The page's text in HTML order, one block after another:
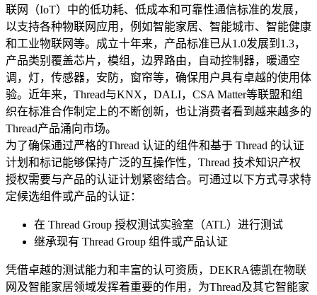
联网（IoT）中的低功耗、低成本和可靠性通信标准的发展，
以支持各种物联网应用，例如智能家居、智能城市、智能健康
和工业物联网等。成立十年来，产品标准已从1.0发展到1.3，
产品类别覆盖芯片，模组，边界路由，自动控制器，暖通空
调，灯，传感器，安防，窗帘等，确保用户具有卓越的使用体
验。近年来，Thread与KNX，DALI，CSA Matter等联盟和组
织在标准合作制定上的不断创新，也让消费者看到越来越多的
Thread产品涌向市场。
为了确保通过严格的Thread 认证的组件和基于 Thread 的认证
计划和标记能够保持广泛的互操作性，Thread 技术知识产权
授权需要与产品的认证计划紧密结合。可通过以下方式寻求特
定候选组件或产品的认证：
在 Thread Group 授权测试实验室（ATL）进行测试
继承现有 Thread Group 组件或产品认证
凭借卓越的测试能力和丰富的认可资质，DEKRA德凯在物联
网及智能家居领域发挥着重要的作用，为Thread及其它智能家